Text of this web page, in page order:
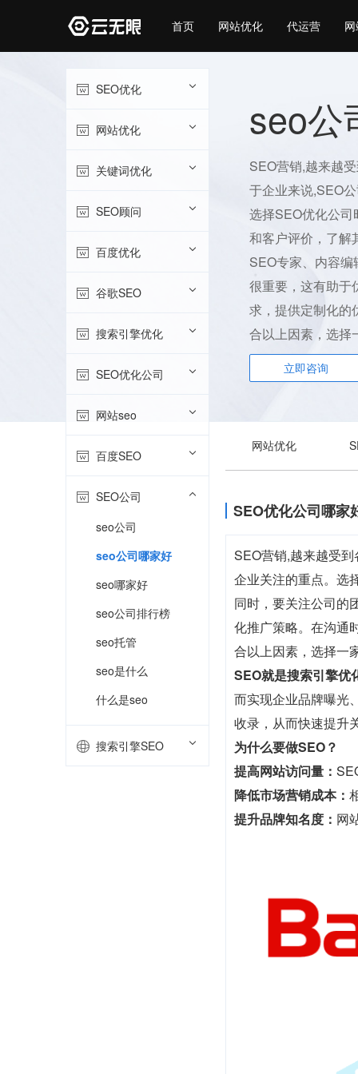
首页 网站优化 代运营
seo公
SEO营销,越来越
于企业来说,SEO
选择SEO优化公
和客户评价，了解
SEO专家、内容
很重要，这有助于
求，提供定制化的
合以上因素，选择
立即咨询
SEO优化
网站优化
关键词优化
SEO顾问
百度优化
谷歌SEO
搜索引擎优化
SEO优化公司
网站seo
百度SEO
SEO公司
seo公司
seo公司哪家好
seo哪家好
seo公司排行榜
seo托管
seo是什么
什么是seo
搜索引擎SEO
网站优化
SEO优化公司哪家
SEO营销,越来越受
企业关注的重点。选
同时，要关注公司的
化推广策略。在沟通
合以上因素，选择一
SEO就是搜索引擎优
而实现企业品牌曝光
收录，从而快速提升
为什么要做SEO？
提高网站访问量：
降低市场营销成本：
提升品牌知名度： 网